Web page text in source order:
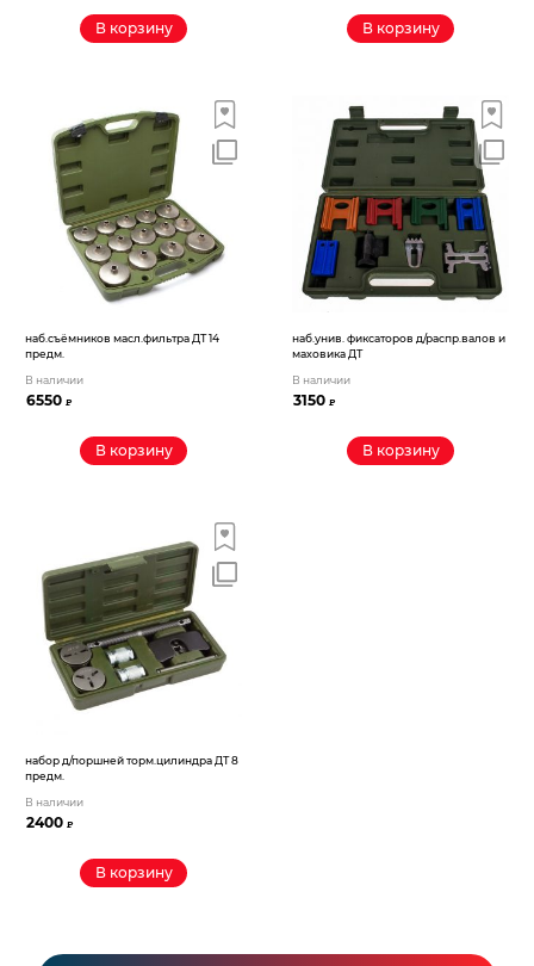
В корзину В корзину
наб.съёмников масл.фильтра ДТ 14
предм.
В наличии
6550₽
В корзину
наб.унив. фиксаторов д/распр.валов и
маховика ДТ
В наличии
3150₽
В корзину
набор д/поршней торм.цилиндра ДТ 8
предм.
В наличии
2400₽
В корзину